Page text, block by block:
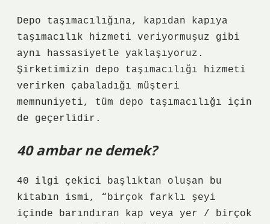
Depo taşımacılığına, kapıdan kapıya
taşımacılık hizmeti veriyormuşuz gibi
aynı hassasiyetle yaklaşıyoruz.
Şirketimizin depo taşımacılığı hizmeti
verirken çabaladığı müşteri
memnuniyeti, tüm depo taşımacılığı için
de geçerlidir.
40 ambar ne demek?
40 ilgi çekici başlıktan oluşan bu
kitabın ismi, “birçok farklı şeyi
içinde barındıran kap veya yer / birçok